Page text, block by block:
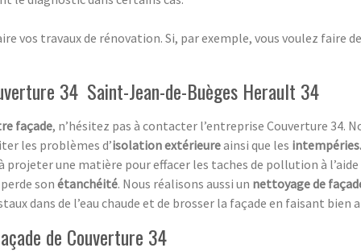
vos travaux de rénovation. Si, par exemple, vous voulez faire
34 Saint-Jean-de-Buèges Herault 34
façade, n’hésitez pas à contacter l’entreprise Couverture 34.
les problèmes d’isolation extérieureainsi que les
projeter une matière pour effacer les taches de pollution à
son étanchéité. Nous réalisons aussi un nettoyage de
dans de l’eau chaude et de brosser la façade en faisant
de Couverture 34